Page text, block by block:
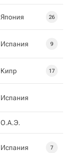
Япония 26
Испания 9
Кипр 17
Испания
О.А.Э.
Испания 7